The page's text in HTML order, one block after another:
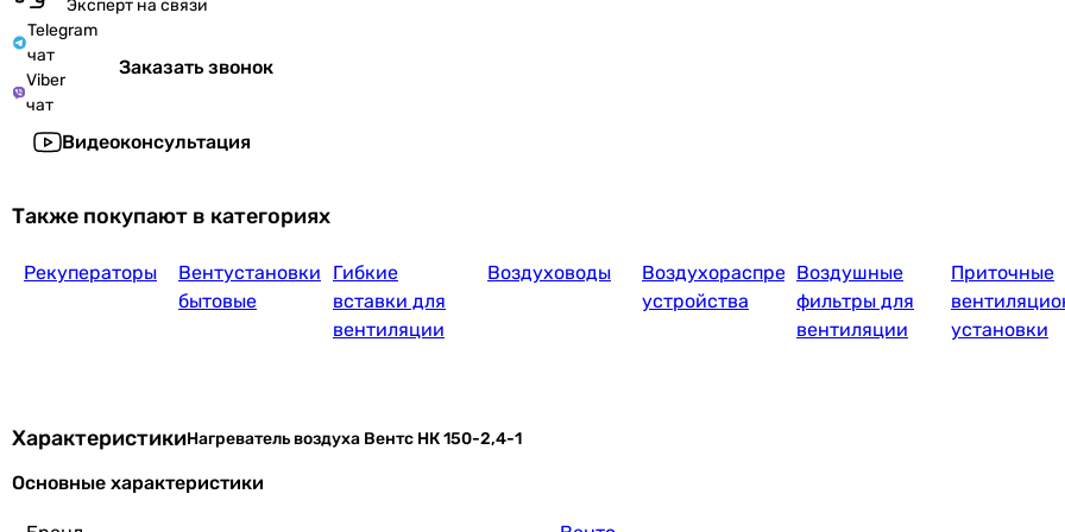
Эксперт на связи
Telegram
чат
Viber
чат
Заказать звонок
Видеоконсультация
Также покупают в категориях
Рекуператоры
Вентустановки
бытовые
Гибкие
вставки для
вентиляции
Воздуховоды
Воздухораспределительные
устройства
Воздушные
фильтры для
вентиляции
Приточные
установки
ХарактеристикиНагреватель воздуха Вентс НК 150-2,4-1
Основные характеристики